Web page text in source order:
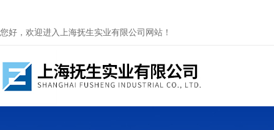
您好，欢迎进入上海抚生实业有限公司网站！